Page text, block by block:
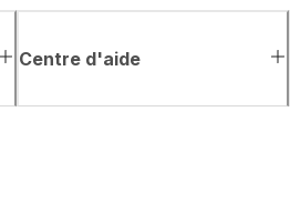
Centre d'aide